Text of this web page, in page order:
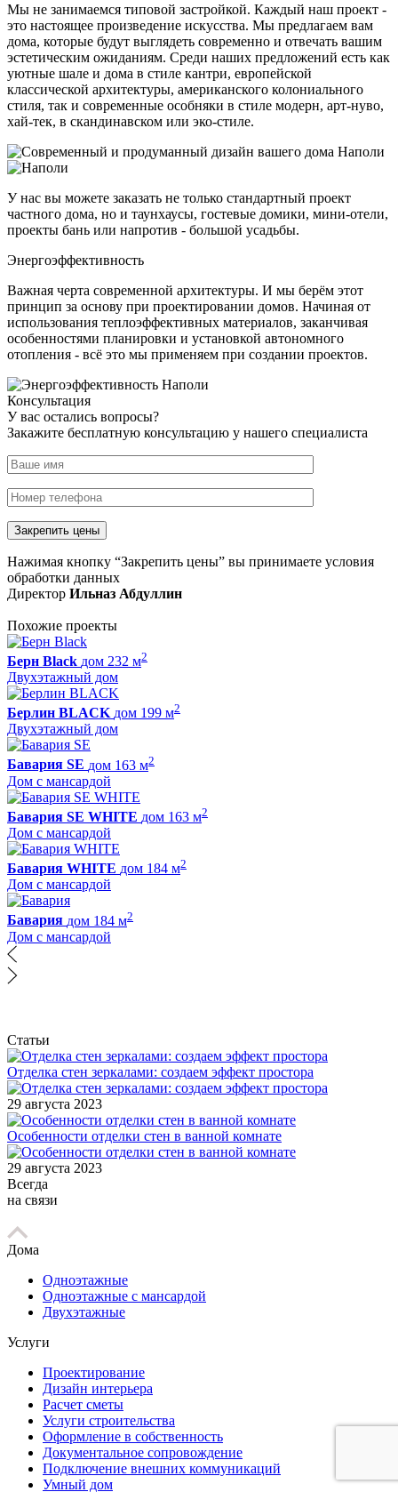
Мы не занимаемся типовой застройкой. Каждый наш проект -
это настоящее произведение искусства. Мы предлагаем вам
дома, которые будут выглядеть современно и отвечать вашим
эстетическим ожиданиям. Среди наших предложений есть как
уютные шале и дома в стиле кантри, европейской
классической архитектуры, американского колониального
стиля, так и современные особняки в стиле модерн, арт-нуво,
хай-тек, в скандинавском или эко-стиле.
У нас вы можете заказать не только стандартный проект
частного дома, но и таунхаусы, гостевые домики, мини-отели,
проекты бань или напротив - большой усадьбы.
Энергоэффективность
Важная черта современной архитектуры. И мы берём этот
принцип за основу при проектировании домов. Начиная от
использования теплоэффективных материалов, заканчивая
особенностями планировки и установкой автономного
отопления - всё это мы применяем при создании проектов.
Консультация
У вас остались вопросы?
Закажите бесплатную консультацию у нашего специалиста
Нажимая кнопку “Закрепить цены” вы принимаете условия
обработки данных
Директор Ильназ Абдуллин
Похожие проекты
Берн Black дом 232 м2
Двухэтажный дом
Берлин BLACK дом 199 м2
Двухэтажный дом
Бавария SE дом 163 м2
Дом с мансардой
Бавария SE WHITE дом 163 м2
Дом с мансардой
Бавария WHITE дом 184 м2
Дом с мансардой
Бавария дом 184 м2
Дом с мансардой
Статьи
Отделка стен зеркалами: создаем эффект простора
29 августа 2023
Особенности отделки стен в ванной комнате
29 августа 2023
Всегда
на связи
Дома
Одноэтажные
Одноэтажные с мансардой
Двухэтажные
Услуги
Проектирование
Дизайн интерьера
Расчет сметы
Услуги строительства
Оформление в собственность
Документальное сопровождение
Подключение внешних коммуникаций
Умный дом